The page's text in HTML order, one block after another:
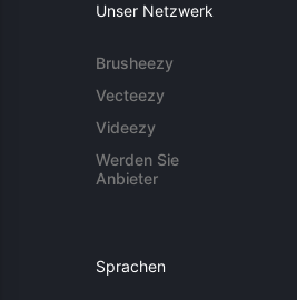
Unser Netzwerk
Brusheezy
Vecteezy
Videezy
Werden Sie
Anbieter
Sprachen